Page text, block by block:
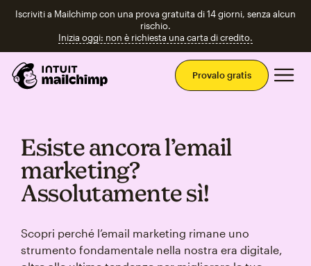
Iscriviti a Mailchimp con una prova gratuita di 14 giorni, senza alcun
rischio.
Inizia oggi: non è richiesta una carta di credito.
Provalo gratis
Esiste ancora l’email
marketing?
Assolutamente sì!
Scopri perché l’email marketing rimane uno
strumento fondamentale nella nostra era digitale,